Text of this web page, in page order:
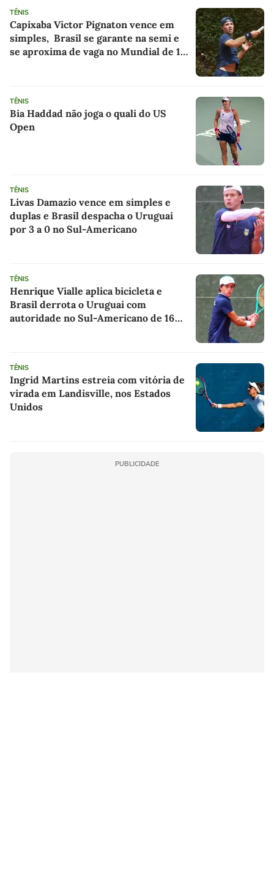
TÊNIS
Capixaba Victor Pignaton vence em
simples, Brasil se garante na semi e
se aproxima de vaga no Mundial de 16
TÊNIS
Bia Haddad não joga o quali do US
Open
TÊNIS
Livas Damazio vence em simples e
duplas e Brasil despacha o Uruguai
por 3 a 0 no Sul-Americano
TÊNIS
Henrique Vialle aplica bicicleta e
Brasil derrota o Uruguai com
autoridade no Sul-Americano de 16
TÊNIS
Ingrid Martins estreia com vitória de
virada em Landisville, nos Estados
Unidos
PUBLICIDADE